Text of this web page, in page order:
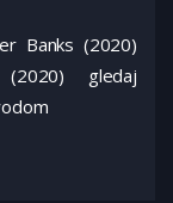
Banks (2020)
gledaj